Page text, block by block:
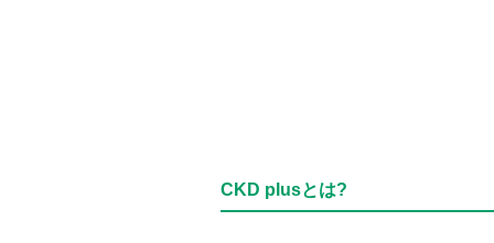
CKD plusとは?